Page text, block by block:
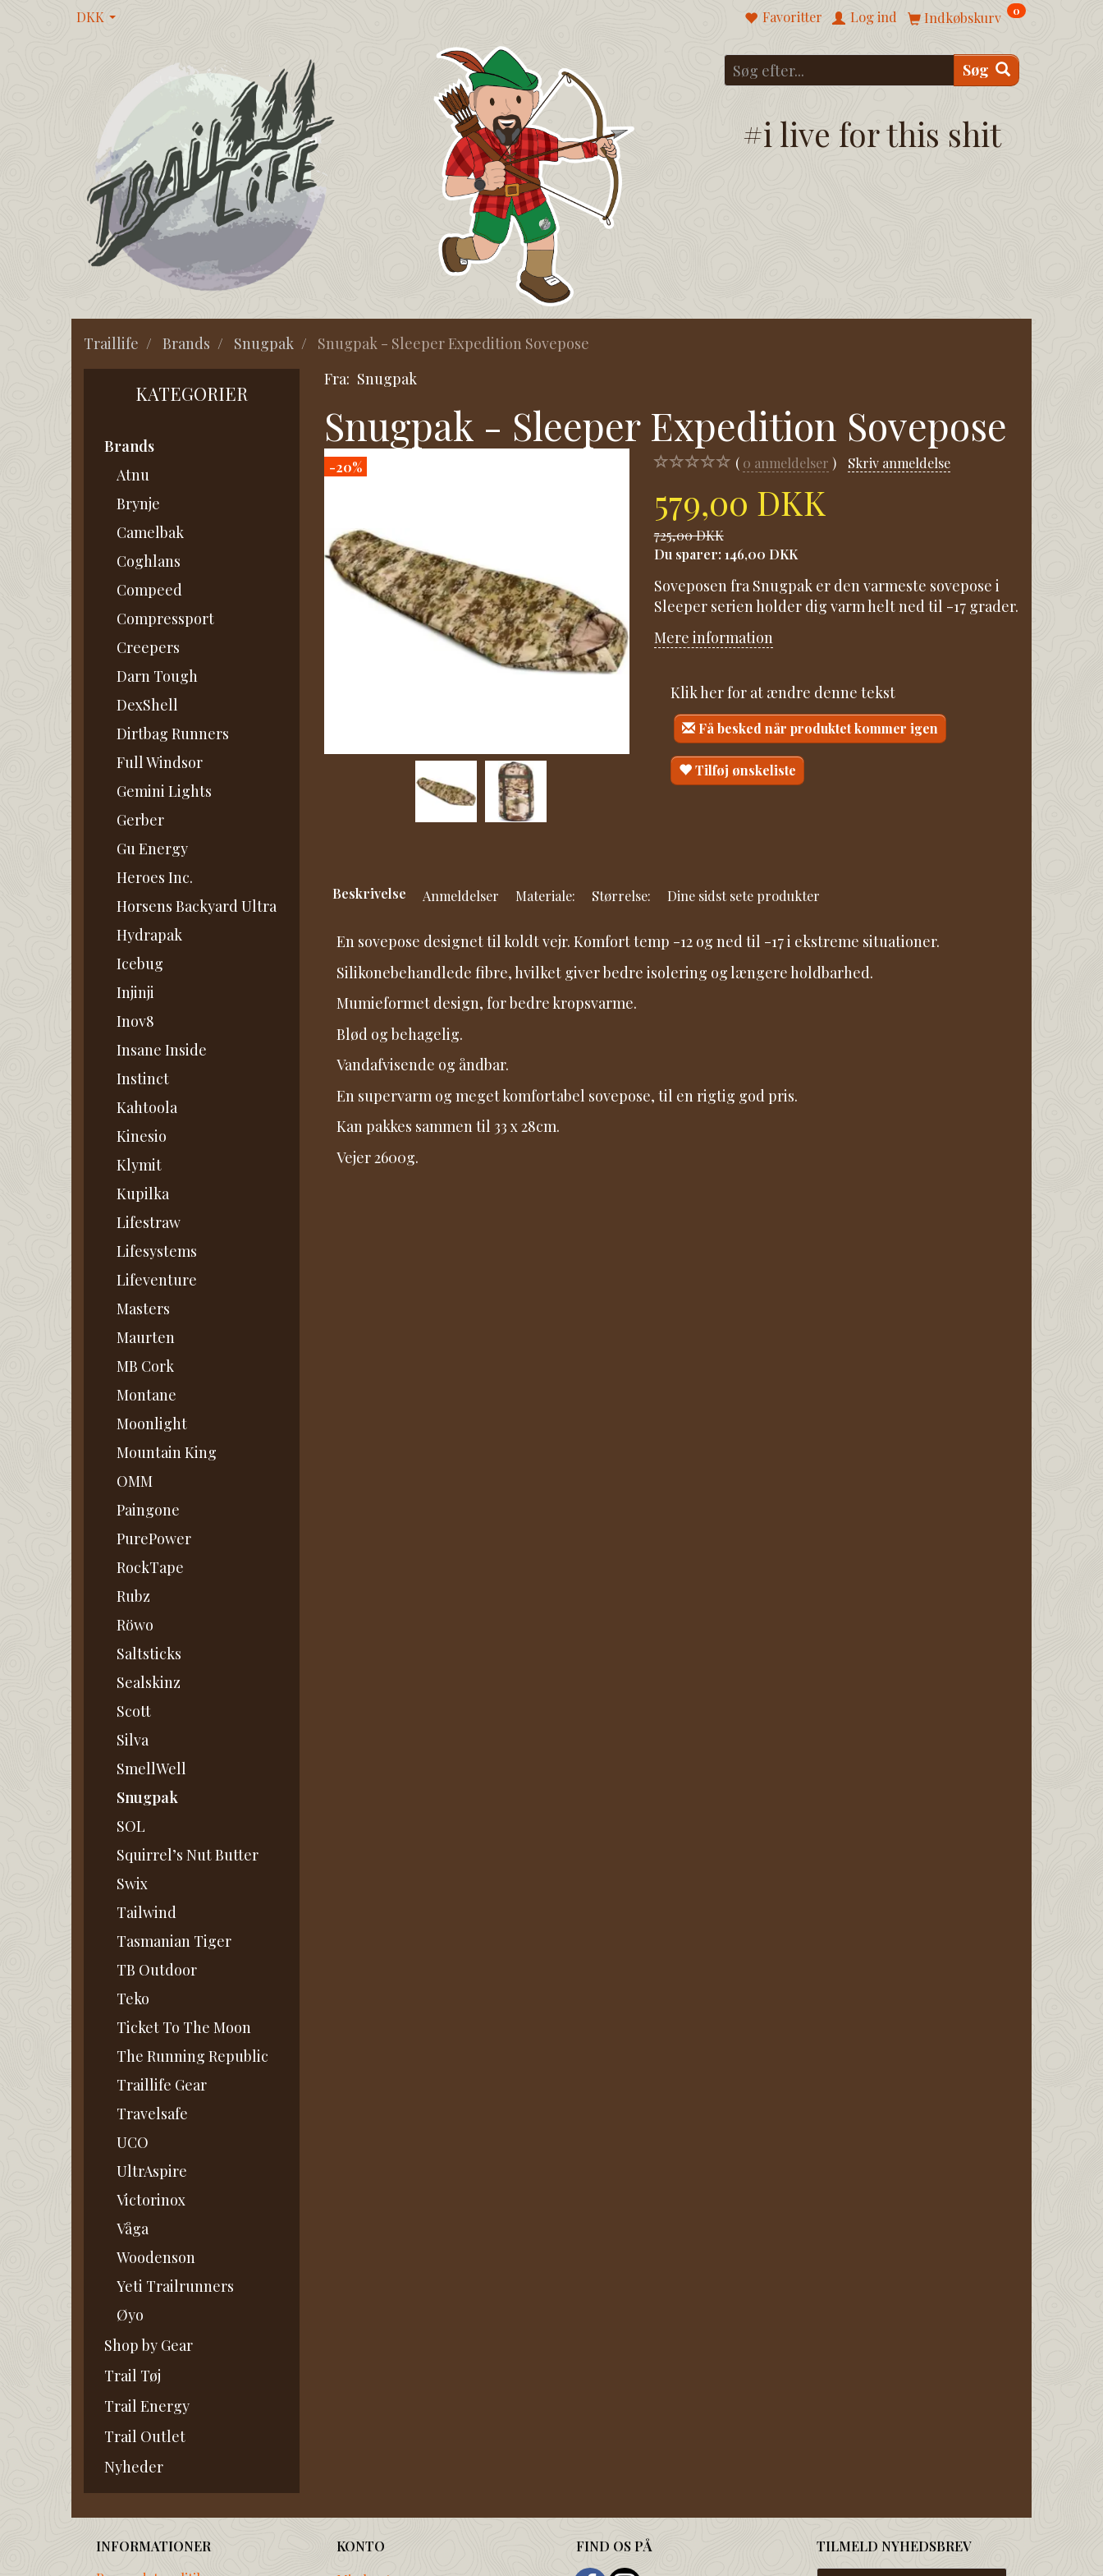
DKK Indkøbskurv 0
Favoritter Log ind
Søg
#i live for this shit
Traillife Brands Snugpak Snugpak - Sleeper Expedition Sovepose
KATEGORIER
Brands
Atnu
Brynje
Camelbak
Coghlans
Compeed
Compressport
Creepers
Darn Tough
DexShell
Dirtbag Runners
Full Windsor
Gemini Lights
Gerber
Gu Energy
Heroes Inc.
Horsens Backyard Ultra
Hydrapak
Icebug
Injinji
Inov8
Insane Inside
Instinct
Kahtoola
Kinesio
Klymit
Kupilka
Lifestraw
Lifesystems
Lifeventure
Masters
Maurten
MB Cork
Montane
Moonlight
Mountain King
OMM
Paingone
PurePower
RockTape
Rubz
Röwo
Saltsticks
Sealskinz
Scott
Silva
SmellWell
Snugpak
SOL
Squirrel’s Nut Butter
Swix
Tailwind
Tasmanian Tiger
TB Outdoor
Teko
Ticket To The Moon
The Running Republic
Traillife Gear
Travelsafe
UCO
UltrAspire
Victorinox
Våga
Woodenson
Yeti Trailrunners
Øyo
Shop by Gear
Trail Tøj
Trail Energy
Trail Outlet
Nyheder
Fra: Snugpak
Snugpak - Sleeper Expedition Sovepose
-20% 0 anmeldelser Skriv anmeldelse
579,00 DKK
725,00 DKK
Du sparer: 146,00 DKK
Soveposen fra Snugpak er den varmeste sovepose i
Sleeper serien holder dig varm helt ned til -17 grader.
Mere information
Klik her for at ændre denne tekst
Få besked når produktet kommer igen
Tilføj ønskeliste
Beskrivelse Anmeldelser Materiale: Størrelse: Dine sidst sete produkter
En sovepose designet til koldt vejr. Komfort temp -12 og ned til -17 i ekstreme situationer.
Silikonebehandlede fibre, hvilket giver bedre isolering og længere holdbarhed.
Mumieformet design, for bedre kropsvarme.
Blød og behagelig.
Vandafvisende og åndbar.
En supervarm og meget komfortabel sovepose, til en rigtig god pris.
Kan pakkes sammen til 33 x 28cm.
Vejer 2600g.
INFORMATIONER
KONTO
FIND OS PÅ
TILMELD NYHEDSBREV